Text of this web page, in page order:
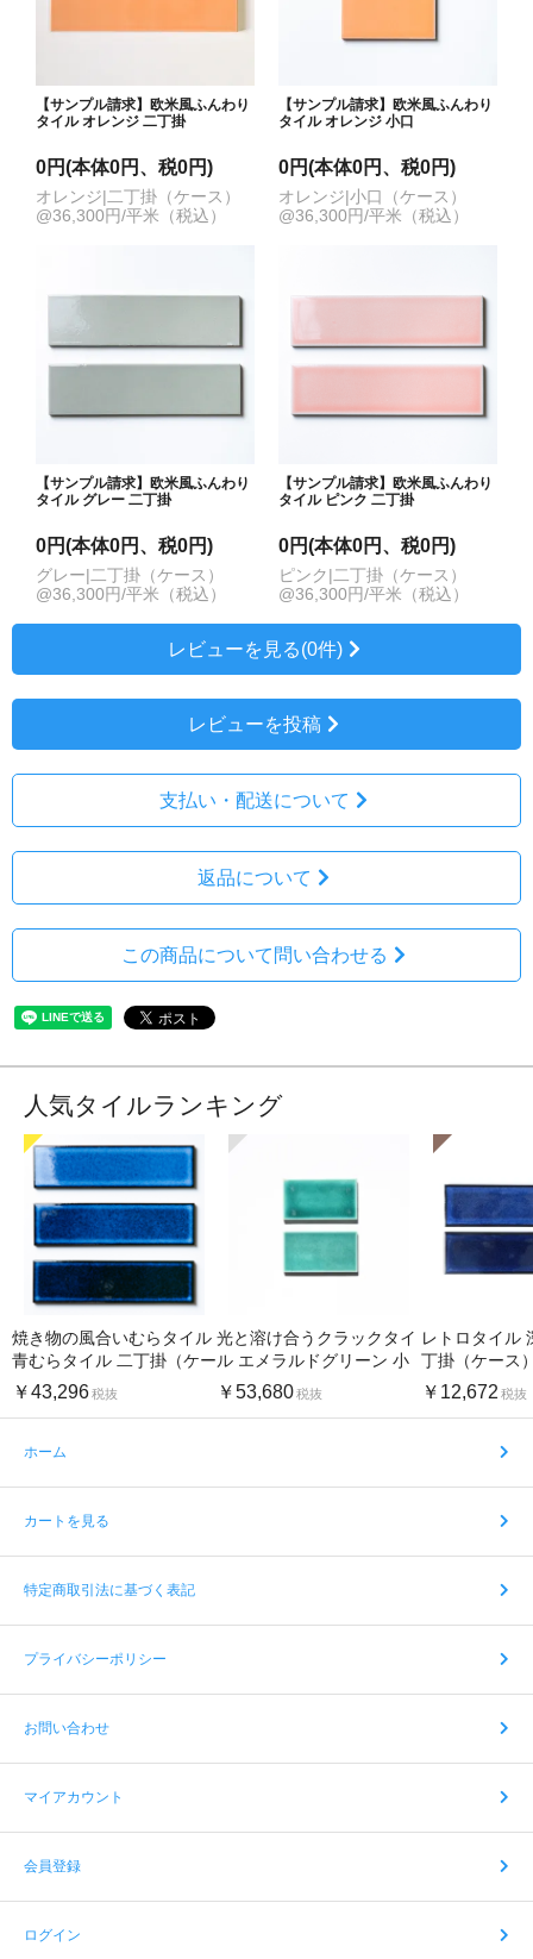
【サンプル請求】欧米風ふんわり
タイル オレンジ 二丁掛
0円(本体0円、税0円)
オレンジ|二丁掛（ケース）
@36,300円/平米（税込）
【サンプル請求】欧米風ふんわり
タイル オレンジ 小口
0円(本体0円、税0円)
オレンジ|小口（ケース）
@36,300円/平米（税込）
【サンプル請求】欧米風ふんわり
タイル グレー 二丁掛
0円(本体0円、税0円)
グレー|二丁掛（ケース）
@36,300円/平米（税込）
【サンプル請求】欧米風ふんわり
タイル ピンク 二丁掛
0円(本体0円、税0円)
ピンク|二丁掛（ケース）
@36,300円/平米（税込）
レビューを見る(0件)
レビューを投稿
支払い・配送について
返品について
この商品について問い合わせる
人気タイルランキング
焼き物の風合いむらタイル
青むらタイル 二丁掛（ケー
ス）
￥43,296税抜
光と溶け合うクラックタイ
ル エメラルドグリーン 小
口（ケース）
￥53,680税抜
レトロタイル
丁掛（ケース
￥12,672 税抜
ホーム
カートを見る
特定商取引法に基づく表記
プライバシーポリシー
お問い合わせ
マイアカウント
会員登録
ログイン